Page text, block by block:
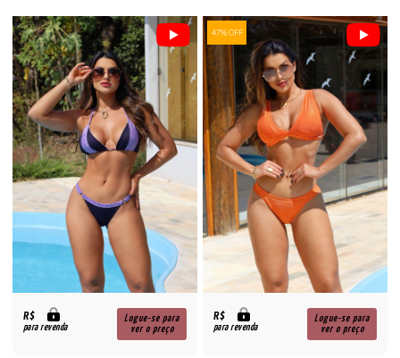
R$
para revenda
Logue-se para
ver o preço
47% OFF
R$
para revenda
Logue-se para
ver o preço